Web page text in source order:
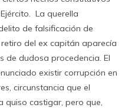
La querella
de falsificación de
del ex capitán aparecía
de dudosa procedencia. El
existir corrupción en
circunstancia que el
quiso castigar, pero que,